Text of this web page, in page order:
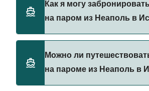
операторов на маршруте
Medmar
Как я могу
на паром из Неаполь в
наш поиск сделок и посетите
предложений, чтобы увидеть
на паромы.
Можно ли
на пароме из Неаполь в